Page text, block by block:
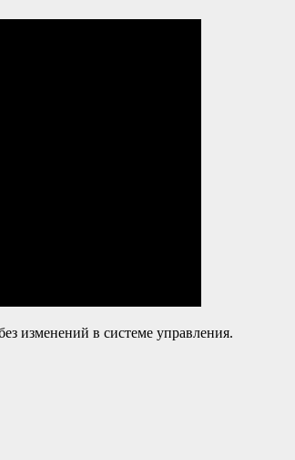
изменений в системе управления.